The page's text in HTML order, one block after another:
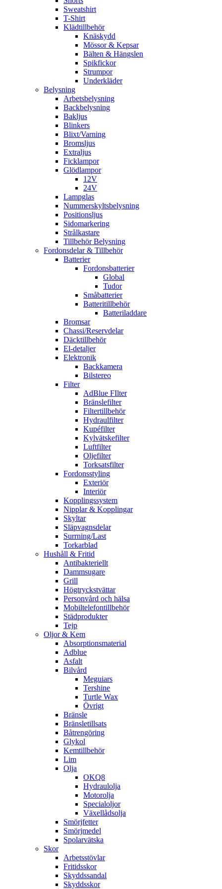
Sweatshirt
T-Shirt
Klädtillbehör
Knäskydd
Mössor & Kepsar
Bälten & Hängslen
Spikfickor
Strumpor
Underkläder
Belysning
Arbetsbelysning
Backbelysning
Bakljus
Blinkers
Blixt/Varning
Bromsljus
Extraljus
Ficklampor
Glödlampor
12V
24V
Lampglas
Nummerskyltsbelysning
Positionsljus
Sidomarkering
Strålkastare
Tillbehör Belysning
Fordonsdelar & Tillbehör
Batterier
Fordonsbatterier
Global
Tudor
Småbatterier
Batteritillbehör
Batteriladdare
Bromsar
Chassi/Reservdelar
Däcktillbehör
El-detaljer
Elektronik
Backkamera
Bilstereo
Filter
AdBlue FIlter
Bränslefilter
Filtertillbehör
Hydraulfilter
Kupéfilter
Kylvätskefilter
Luftfilter
Oljefilter
Torksatsfilter
Fordonsstyling
Exteriör
Interiör
Kopplingssystem
Nipplar & Kopplingar
Skyltar
Släpvagnsdelar
Surrning/Last
Torkarblad
Hushåll & Fritid
Antibakteriellt​
Dammsugare
Grill
Högtryckstvättar
Personvård och hälsa
Mobiltelefontillbehör
Städprodukter
Tejp
Oljor & Kem
Absorptionsmaterial
Adblue
Asfalt
Bilvård
Meguiars
Tershine
Turtle Wax
Övrigt
Bränsle
Bränsletillsats
Båtrengöring
Glykol
Kemtillbehör
Lim
Olja
OKQ8
Hydraulolja
Motorolja
Specialoljor
Växellådsolja
Smörjfetter
Smörjmedel
Spolarvätska
Skor
Arbetsstövlar
Fritidsskor
Skyddssandal
Skyddsskor